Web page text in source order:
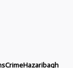
CrimeHazaribagh